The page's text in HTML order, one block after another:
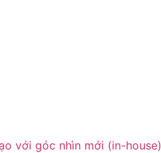
với góc nhìn mới (in-house)